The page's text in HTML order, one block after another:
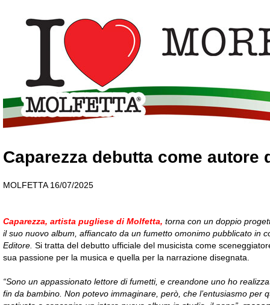
Caparezza debutta come
MOLFETTA 16/07/2025
Caparezza, artista pugliese di Molfetta, torna con un doppio
il suo nuovo album, affiancato da un fumetto omonimo pubblicato in
Editore. Si tratta del debutto ufficiale del musicista come
sua passione per la musica e quella per la narrazione disegnata.
“Sono un appassionato lettore di fumetti, e creandone uno ho
fin da bambino. Non potevo immaginare, però, che l’entusiasmo per